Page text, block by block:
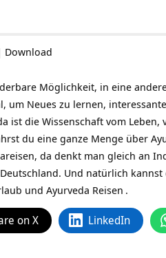
Download
Möglichkeit, in eine
um Neues zu lernen,
ist die Wissenschaft vom
du eine ganze Menge über
da denkt man gleich an
Und natürlich
und Ayurveda Reisen .
on X LinkedIn